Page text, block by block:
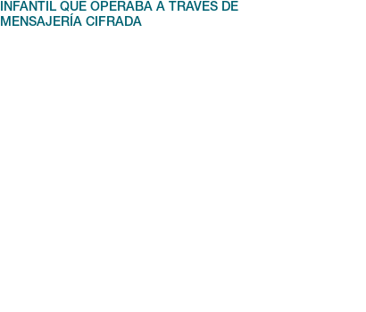
INFANTIL QUE OPERABA A TRAVÉS DE
MENSAJERÍA CIFRADA